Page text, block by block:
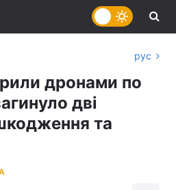
рус
дронами по
дві
та